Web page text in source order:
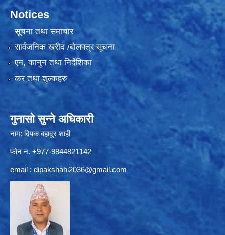
Notices
सूचना तथा समाचार
सार्वजनिक खरीद /बोलपत्र सूचना
एन, कानुन तथा निर्देशिका
कर तथा शुल्कहरु
गुनासो सुन्ने अधिकारी
नाम: दिपक बहादुर शाही
फोन न. +977-9844821142
email : dipakshahi2036@gmail.com